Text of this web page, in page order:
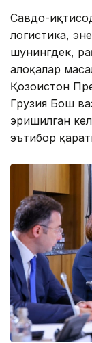
Савдо-
логистика,
шунингдек,
алоқалар
Қозоғистон
Грузия Бош
эришилган
эътибор